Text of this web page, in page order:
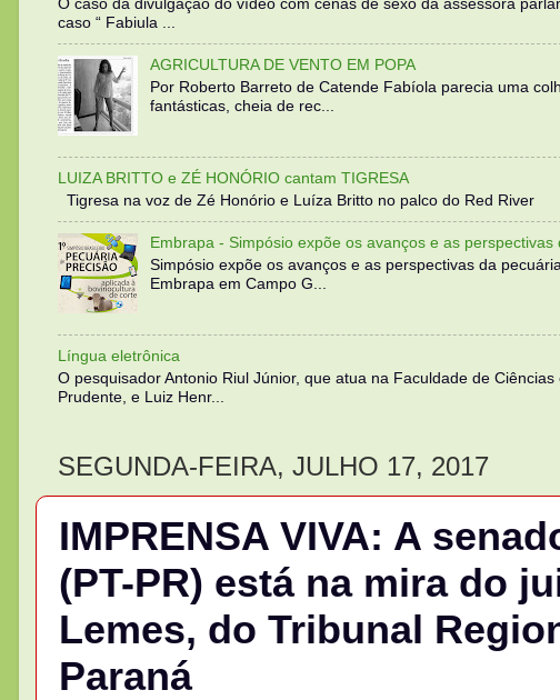
caso “ Fabiula ...
AGRICULTURA DE VENTO EM POPA
Por Roberto Barreto de Catende Fabíola parecia uma
fantásticas, cheia de rec...
LUIZA BRITTO e ZÉ HONÓRIO cantam TIGRESA
Tigresa na voz de Zé Honório e Luíza Britto no palco do Red River
Embrapa - Simpósio expõe os avanços e as
Simpósio expõe os avanços e as perspectivas da
Embrapa em Campo G...
Língua eletrônica
O pesquisador Antonio Riul Júnior, que atua na Faculdade de
Prudente, e Luiz Henr...
SEGUNDA-FEIRA, JULHO 17, 2017
IMPRENSA VIVA: A
(PT-PR) está na mira do
Lemes, do Tribunal
Paraná